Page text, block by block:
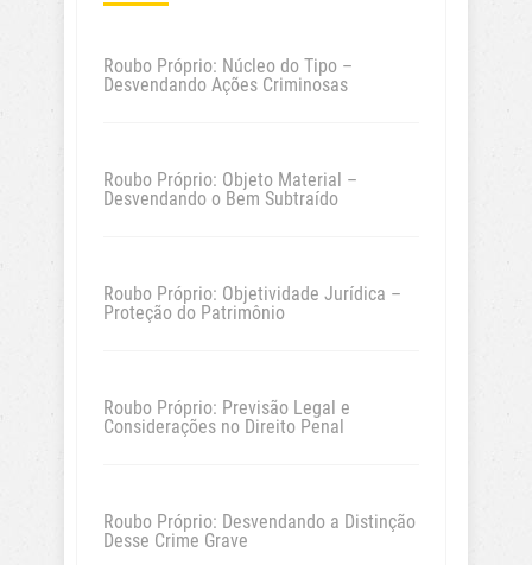
Roubo Próprio: Núcleo do Tipo –
Desvendando Ações Criminosas
Roubo Próprio: Objeto Material –
Desvendando o Bem Subtraído
Roubo Próprio: Objetividade Jurídica –
Proteção do Patrimônio
Roubo Próprio: Previsão Legal e
Considerações no Direito Penal
Roubo Próprio: Desvendando a Distinção
Desse Crime Grave